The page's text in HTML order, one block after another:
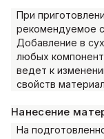
При
рекомендуемое
Добавление в
любых
ведет к
свойств
Нанесение
На